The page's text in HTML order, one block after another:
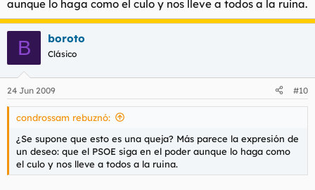
aunque lo haga como el culo y nos lleve a todos a la ruina.
B boroto
Clásico
24 Jun 2009 #10
condrossam rebuznó:
¿Se supone que esto es una queja? Más parece la expresión de
un deseo: que el PSOE siga en el poder aunque lo haga como
el culo y nos lleve a todos a la ruina.